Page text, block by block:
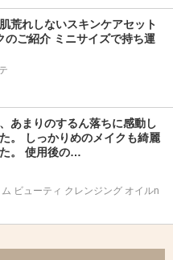
荒れしないスキンケアセット
のご紹介 ミニサイズで持ち運
あまりのするん落ちに感動し
。 しっかりめのメイクも綺麗
。 使用後の…
ビューティ クレンジング オイルn